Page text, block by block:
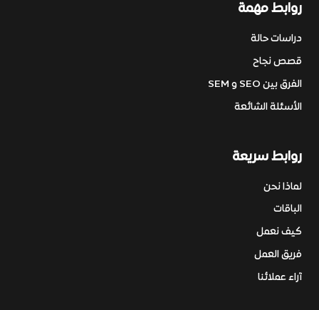
روابط مهمة
دراسات حالة
قصص نجاح
الفرق بين SEO و SEM
الأسئلة الشائعة
روابط سريعة
لماذا نحن
الباقات
كيف نعمل
فريق العمل
آراء عملائنا